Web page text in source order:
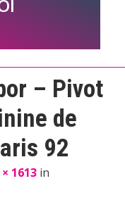
– Pivot
de
92
1613 in